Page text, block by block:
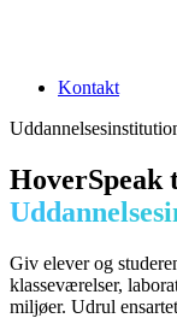
Kontakt
HoverSpeak
Giv elever og
klasseværelser,
miljøer. Udrul